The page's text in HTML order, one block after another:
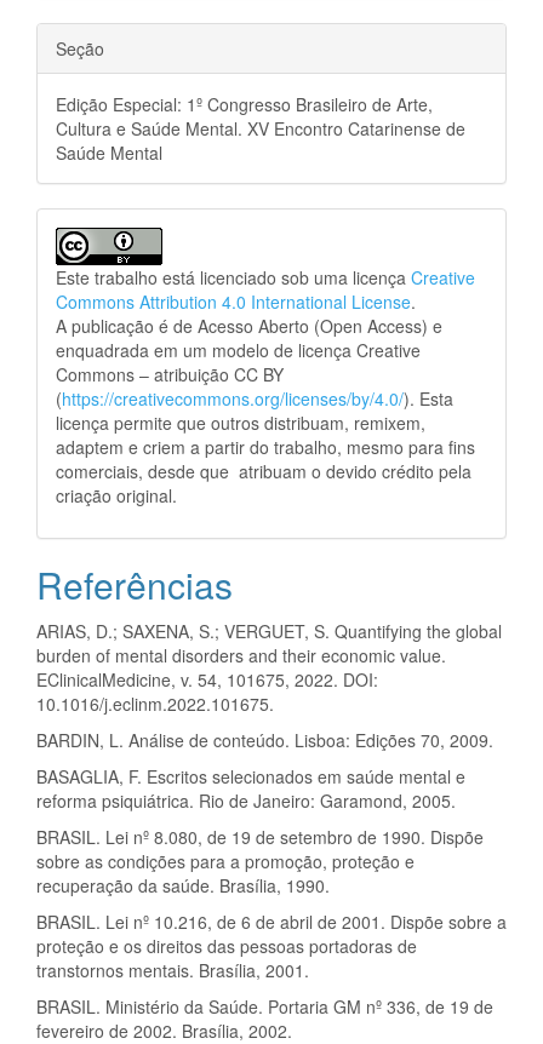
Seção
Edição Especial: 1º Congresso Brasileiro de Arte,
Cultura e Saúde Mental. XV Encontro Catarinense de
Saúde Mental
Este trabalho está licenciado sob uma licença Creative
Commons Attribution 4.0 International License.
A publicação é de Acesso Aberto (Open Access) e
enquadrada em um modelo de licença Creative
Commons – atribuição CC BY
(https://creativecommons.org/licenses/by/4.0/). Esta
licença permite que outros distribuam, remixem,
adaptem e criem a partir do trabalho, mesmo para fins
comerciais, desde que atribuam o devido crédito pela
criação original.
Referências
ARIAS, D.; SAXENA, S.; VERGUET, S. Quantifying the global
burden of mental disorders and their economic value.
EClinicalMedicine, v. 54, 101675, 2022. DOI:
10.1016/j.eclinm.2022.101675.
BARDIN, L. Análise de conteúdo. Lisboa: Edições 70, 2009.
BASAGLIA, F. Escritos selecionados em saúde mental e
reforma psiquiátrica. Rio de Janeiro: Garamond, 2005.
BRASIL. Lei nº 8.080, de 19 de setembro de 1990. Dispõe
sobre as condições para a promoção, proteção e
recuperação da saúde. Brasília, 1990.
BRASIL. Lei nº 10.216, de 6 de abril de 2001. Dispõe sobre a
proteção e os direitos das pessoas portadoras de
transtornos mentais. Brasília, 2001.
BRASIL. Ministério da Saúde. Portaria GM nº 336, de 19 de
fevereiro de 2002. Brasília, 2002.